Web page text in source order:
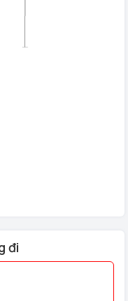
kinh nghiệm trong lĩnh
sáng tạo sẽ đáp
một cách nhanh nhất.
hành trên toàn
Vũ Sơn hiện có hơn
phí lắp đặt, vận
đi